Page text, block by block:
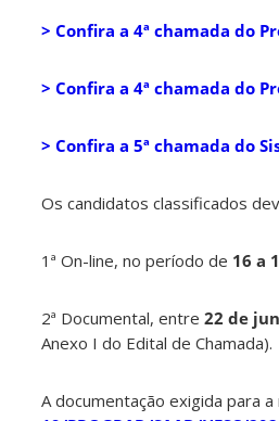
> Confira a 4ª chamada do
> Confira a 4ª chamada do
> Confira a 5ª chamada do
Os candidatos classificados
1ª On-line, no período de 16 a
2ª Documental, entre 22 de
Anexo I do Edital de Chamada).
A documentação exigida para